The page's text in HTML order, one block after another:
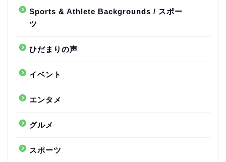
Sports & Athlete Backgrounds / スポー
ツ
ひだまりの声
イベント
エンタメ
グルメ
スポーツ